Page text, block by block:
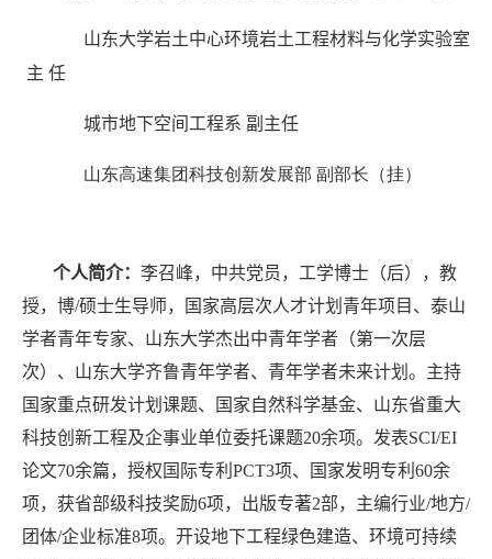
山东大学岩土中心环境岩土工程材料与化学实验室
主 任
城市地下空间工程系 副主任
山东高速集团科技创新发展部 副部长（挂）
个人简介： 李召峰，中共党员，工学博士（后），教
授，博/硕士生导师，国家高层次人才计划青年项目、泰山
学者青年专家、山东大学杰出中青年学者（第一次层
次）、山东大学齐鲁青年学者、青年学者未来计划。主持
国家重点研发计划课题、国家自然科学基金、山东省重大
科技创新工程及企事业单位委托课题20余项。发表SCI/EI
论文70余篇，授权国际专利 PCT3项、国家发明专利 60余
项，获省部级科技奖励6项，出版专著2部，主编行业/地方/
团体/企业标准8项。开设地下工程绿色建造、环境可持续